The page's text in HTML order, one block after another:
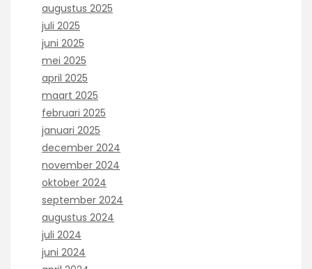
augustus 2025
juli 2025
juni 2025
mei 2025
april 2025
maart 2025
februari 2025
januari 2025
december 2024
november 2024
oktober 2024
september 2024
augustus 2024
juli 2024
juni 2024